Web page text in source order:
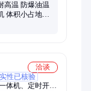
高温 防爆油温
体积小占地少
洽谈
性已核验
体机、定时开关